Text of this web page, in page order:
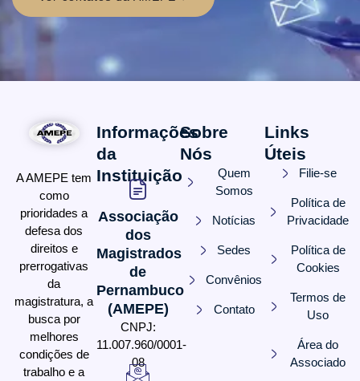
A AMEPE tem
como
prioridades a
defesa dos
direitos e
prerrogativas
da
magistratura, a
busca por
melhores
condições de
trabalho e a
Informações
da
Instituição
Associação
dos
Magistrados
de
Pernambuco
(AMEPE)
CNPJ:
11.007.960/0001-
08
Sobre
Nós
Quem
Somos
Notícias
Sedes
Convênios
Contato
Links
Úteis
Filie-se
Política de
Privacidade
Política de
Cookies
Termos de
Uso
Área do
Associado